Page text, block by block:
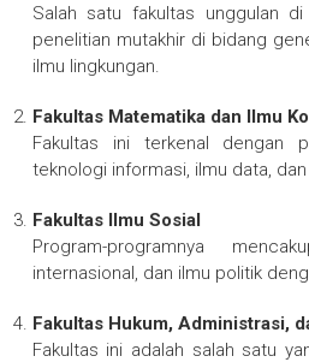
Salah satu fakultas unggulan
penelitian mutakhir di bidang
ilmu lingkungan.
Fakultas Matematika dan Ilmu
Fakultas ini terkenal dengan
teknologi informasi, ilmu data,
Fakultas Ilmu Sosial
Program-programnya
internasional, dan ilmu politik
Fakultas Hukum, Administrasi,
Fakultas ini adalah salah satu